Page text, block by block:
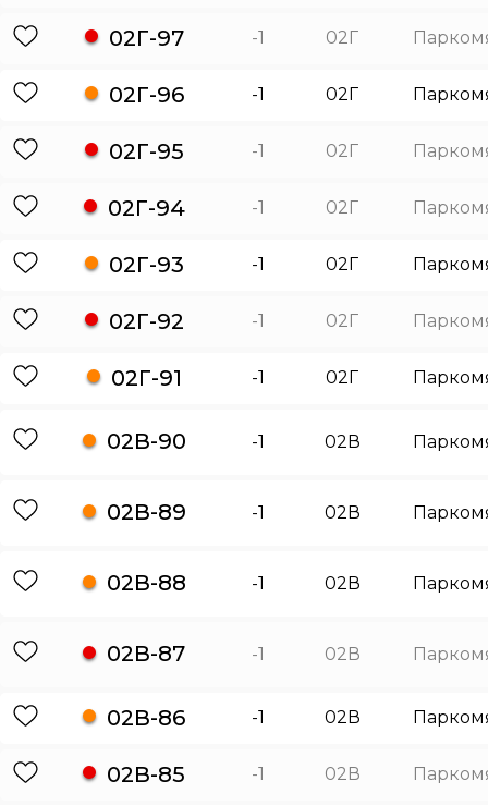
02Г-97 -1 02Г
02Г-96 -1 02Г
02Г-95 -1 02Г
02Г-94 -1 02Г
02Г-93 -1 02Г
02Г-92 -1 02Г
02Г-91 -1 02Г
02В-90 -1 02В
02В-89 -1 02В
02В-88 -1 02В
02В-87 -1 02В
02В-86 -1 02В
02В-85 -1 02В